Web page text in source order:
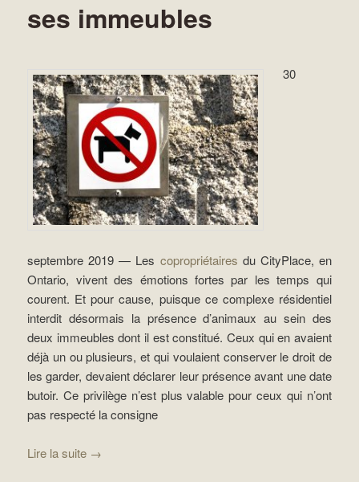
ses immeubles
30
septembre 2019 — Les copropriétaires du CityPlace, en
Ontario, vivent des émotions fortes par les temps qui
courent. Et pour cause, puisque ce complexe résidentiel
interdit désormais la présence d’animaux au sein des
deux immeubles dont il est constitué. Ceux qui en avaient
déjà un ou plusieurs, et qui voulaient conserver le droit de
les garder, devaient déclarer leur présence avant une date
butoir. Ce privilège n’est plus valable pour ceux qui n’ont
pas respecté la consigne
Lire la suite →